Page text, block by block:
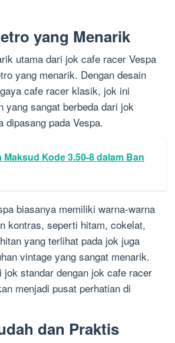
yang Menarik
utama dari jok cafe racer Vespa
yang menarik. Dengan desain
cafe racer klasik, jok ini
yang sangat berbeda dari jok
dipasang pada Vespa.
Maksud Kode 3.50-8 dalam Ban
biasanya memiliki warna-warna
kontras, seperti hitam, cokelat,
yang terlihat pada jok juga
vintage yang sangat menarik.
jok standar dengan jok cafe racer
menjadi pusat perhatian di
dan Praktis